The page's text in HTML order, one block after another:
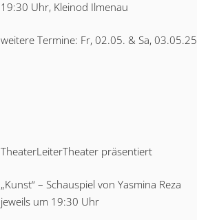
19:30 Uhr, Kleinod Ilmenau
weitere Termine: Fr, 02.05. & Sa, 03.05.25
TheaterLeiterTheater präsentiert
„Kunst“ – Schauspiel von Yasmina Reza
jeweils um 19:30 Uhr